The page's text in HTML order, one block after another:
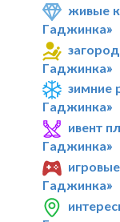
живые
Гаджинка»
Гаджинка»
зимние
Гаджинка»
ивент
Гаджинка»
Гаджинка»